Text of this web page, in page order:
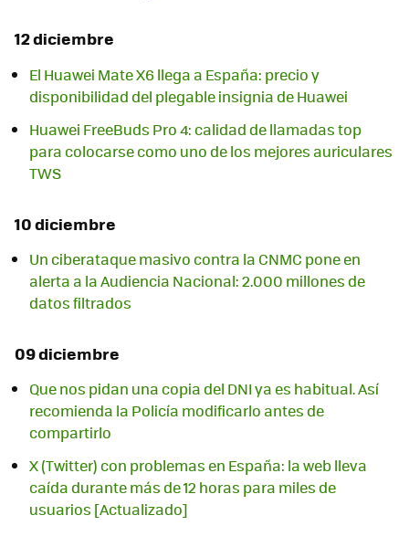
12 diciembre
El Huawei Mate X6 llega a España: precio y
disponibilidad del plegable insignia de Huawei
Huawei FreeBuds Pro 4: calidad de llamadas top
para colocarse como uno de los mejores auriculares
TWS
10 diciembre
Un ciberataque masivo contra la CNMC pone en
alerta a la Audiencia Nacional: 2.000 millones de
datos filtrados
09 diciembre
Que nos pidan una copia del DNI ya es habitual. Así
recomienda la Policía modificarlo antes de
compartirlo
X (Twitter) con problemas en España: la web lleva
caída durante más de 12 horas para miles de
usuarios [Actualizado]